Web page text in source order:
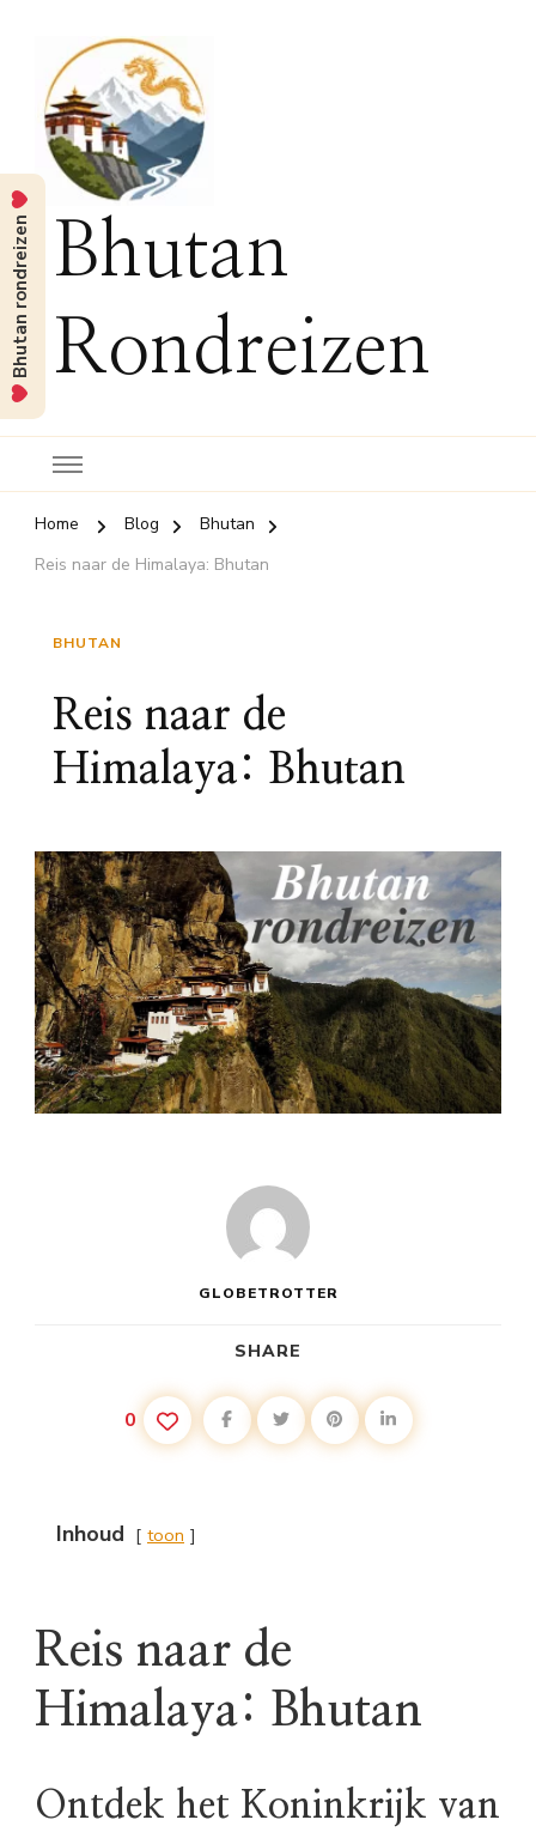
Bhutan
Rondreizen
Home Blog
Bhutan
Reis naar de Himalaya: Bhutan
BHUTAN
Reis naar de
Himalaya: Bhutan
GLOBETROTTER
SHARE
0
Inhoud toon
Reis naar de
Himalaya: Bhutan
Ontdek het Koninkrijk van
Bhutan rondreizen